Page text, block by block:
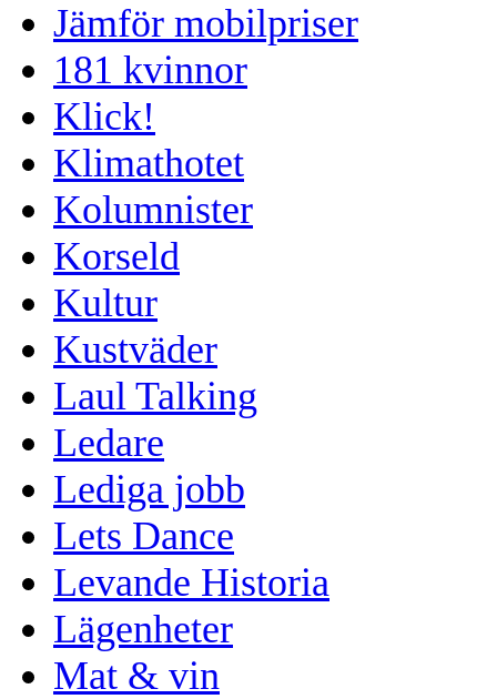
Jämför mobilpriser
181 kvinnor
Klick!
Klimathotet
Kolumnister
Korseld
Kultur
Kustväder
Laul Talking
Ledare
Lediga jobb
Lets Dance
Levande Historia
Lägenheter
Mat & vin